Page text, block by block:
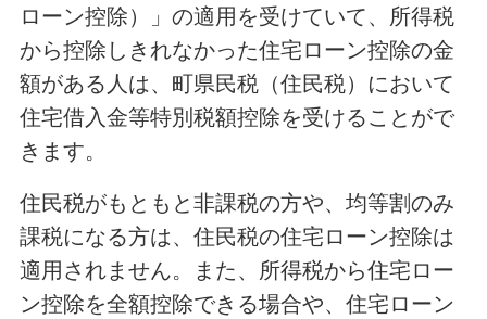
ローン控除）」の適用を受けていて、所得税
から控除しきれなかった住宅ローン控除の金
額がある人は、町県民税（住民税）において
住宅借入金等特別税額控除を受けることがで
きます。
住民税がもともと非課税の方や、均等割のみ
課税になる方は、住民税の住宅ローン控除は
適用されません。また、所得税から住宅ロー
ン控除を全額控除できる場合や、住宅ローン